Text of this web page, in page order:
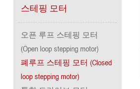
스테핑 모터
오픈 루프 스테핑 모터
(Open loop stepping motor)
폐루프 스테핑 모터 (Closed
loop stepping motor)